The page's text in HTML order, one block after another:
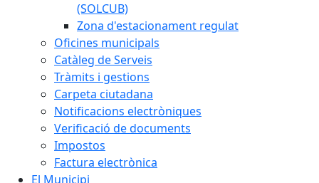
(SOLCUB)
Zona d'estacionament regulat
Oficines municipals
Catàleg de Serveis
Tràmits i gestions
Carpeta ciutadana
Notificacions electròniques
Verificació de documents
Impostos
Factura electrònica
El Municipi